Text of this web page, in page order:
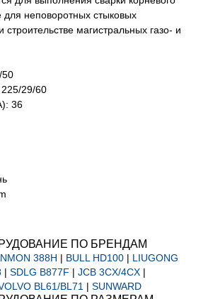
для неповоротных стыковых
магистральных газо- и
50
29/60
36
ПО БРЕНДАМ
388H | BULL HD100 | LIUGONG
| SDLG B877F | JCB 3CX/4CX |
BL61/BL71 | SUNWARD